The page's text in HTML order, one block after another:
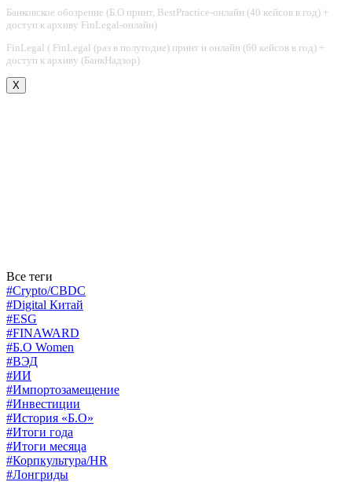
Банковское обозрение (Б.О принт, BestPractice-онлайн (40 кейсов в год) +
доступ к архиву FinLegal-онлайн)
FinLegal ( FinLegal (раз в полугодие) принт и онлайн (60 кейсов в год) +
доступ к архиву (БанкНадзор)
X
Все теги
#Crypto/CBDC
#Digital Китай
#ESG
#FINAWARD
#Б.О Women
#ВЭД
#ИИ
#Импортозамещение
#Инвестиции
#История «Б.О»
#Итоги года
#Итоги месяца
#Корпкультура/HR
#Лонгриды